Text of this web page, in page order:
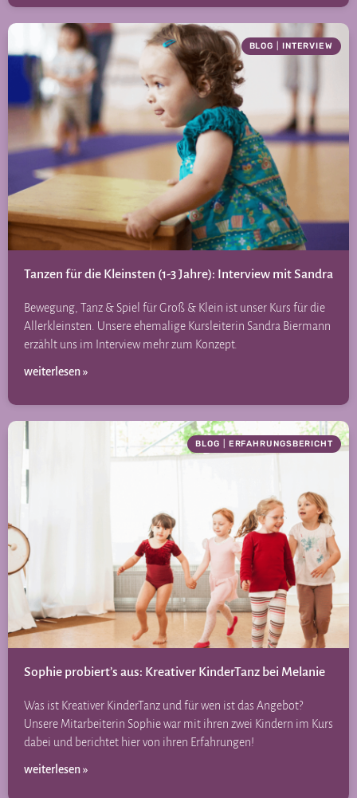
BLOG INTERVIEW
Tanzen für die Kleinsten (1-3 Jahre): Interview mit Sandra
Bewegung, Tanz & Spiel für Groß & Klein ist unser Kurs für die
Allerkleinsten. Unsere ehemalige Kursleiterin Sandra Biermann
erzählt uns im Interview mehr zum Konzept.
weiterlesen »
BLOG ERFAHRUNGSBERICHT
Sophie probiert’s aus: Kreativer KinderTanz bei Melanie
Was ist Kreativer KinderTanz und für wen ist das Angebot?
Unsere Mitarbeiterin Sophie war mit ihren zwei Kindern im Kurs
dabei und berichtet hier von ihren Erfahrungen!
weiterlesen »